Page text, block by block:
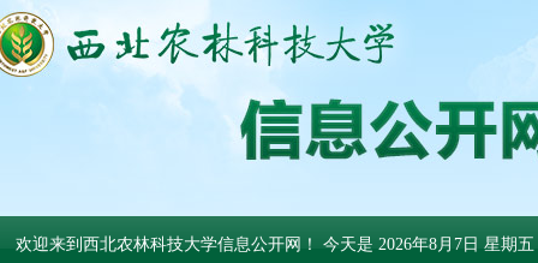
欢迎来到西北农林科技大学信息公开网！ 今天是 2026年8月7日 星期五